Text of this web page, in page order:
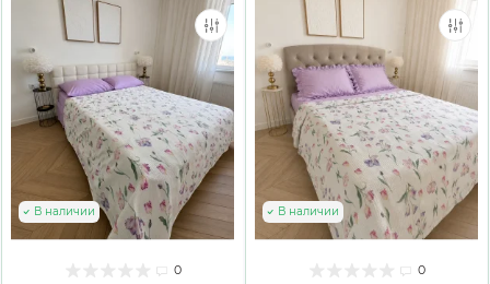
0
В наличии
0
В наличии